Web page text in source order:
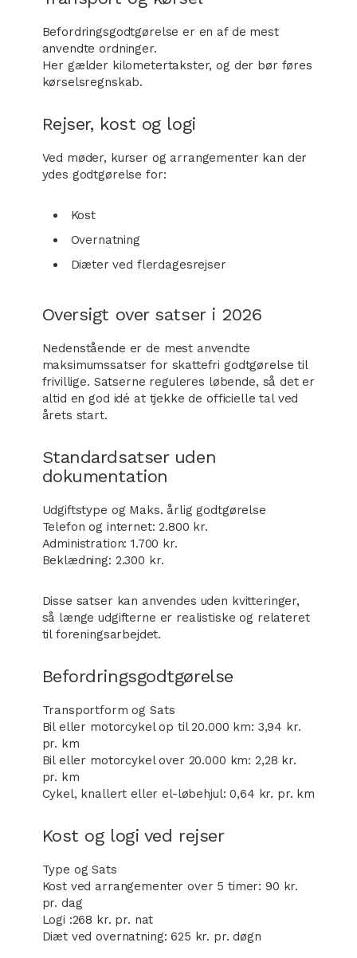
Befordringsgodtgørelse er en af de mest
anvendte ordninger.
Her gælder kilometertakster, og der bør føres
kørselsregnskab.
Rejser, kost og logi
Ved møder, kurser og arrangementer kan der
ydes godtgørelse for:
Kost
Overnatning
Diæter ved flerdagesrejser
Oversigt over satser i 2026
Nedenstående er de mest anvendte
maksimumssatser for skattefri godtgørelse til
frivillige. Satserne reguleres løbende, så det er
altid en god idé at tjekke de officielle tal ved
årets start.
Standardsatser uden
dokumentation
Udgiftstype og Maks. årlig godtgørelse
Telefon og internet: 2.800 kr.
Administration: 1.700 kr.
Beklædning: 2.300 kr.
Disse satser kan anvendes uden kvitteringer,
så længe udgifterne er realistiske og relateret
til foreningsarbejdet.
Befordringsgodtgørelse
Transportform og Sats
Bil eller motorcykel op til 20.000 km: 3,94 kr.
pr. km
Bil eller motorcykel over 20.000 km: 2,28 kr.
pr. km
Cykel, knallert eller el-løbehjul: 0,64 kr. pr. km
Kost og logi ved rejser
Type og Sats
Kost ved arrangementer over 5 timer: 90 kr.
pr. dag
Logi :268 kr. pr. nat
Diæt ved overnatning: 625 kr. pr. døgn